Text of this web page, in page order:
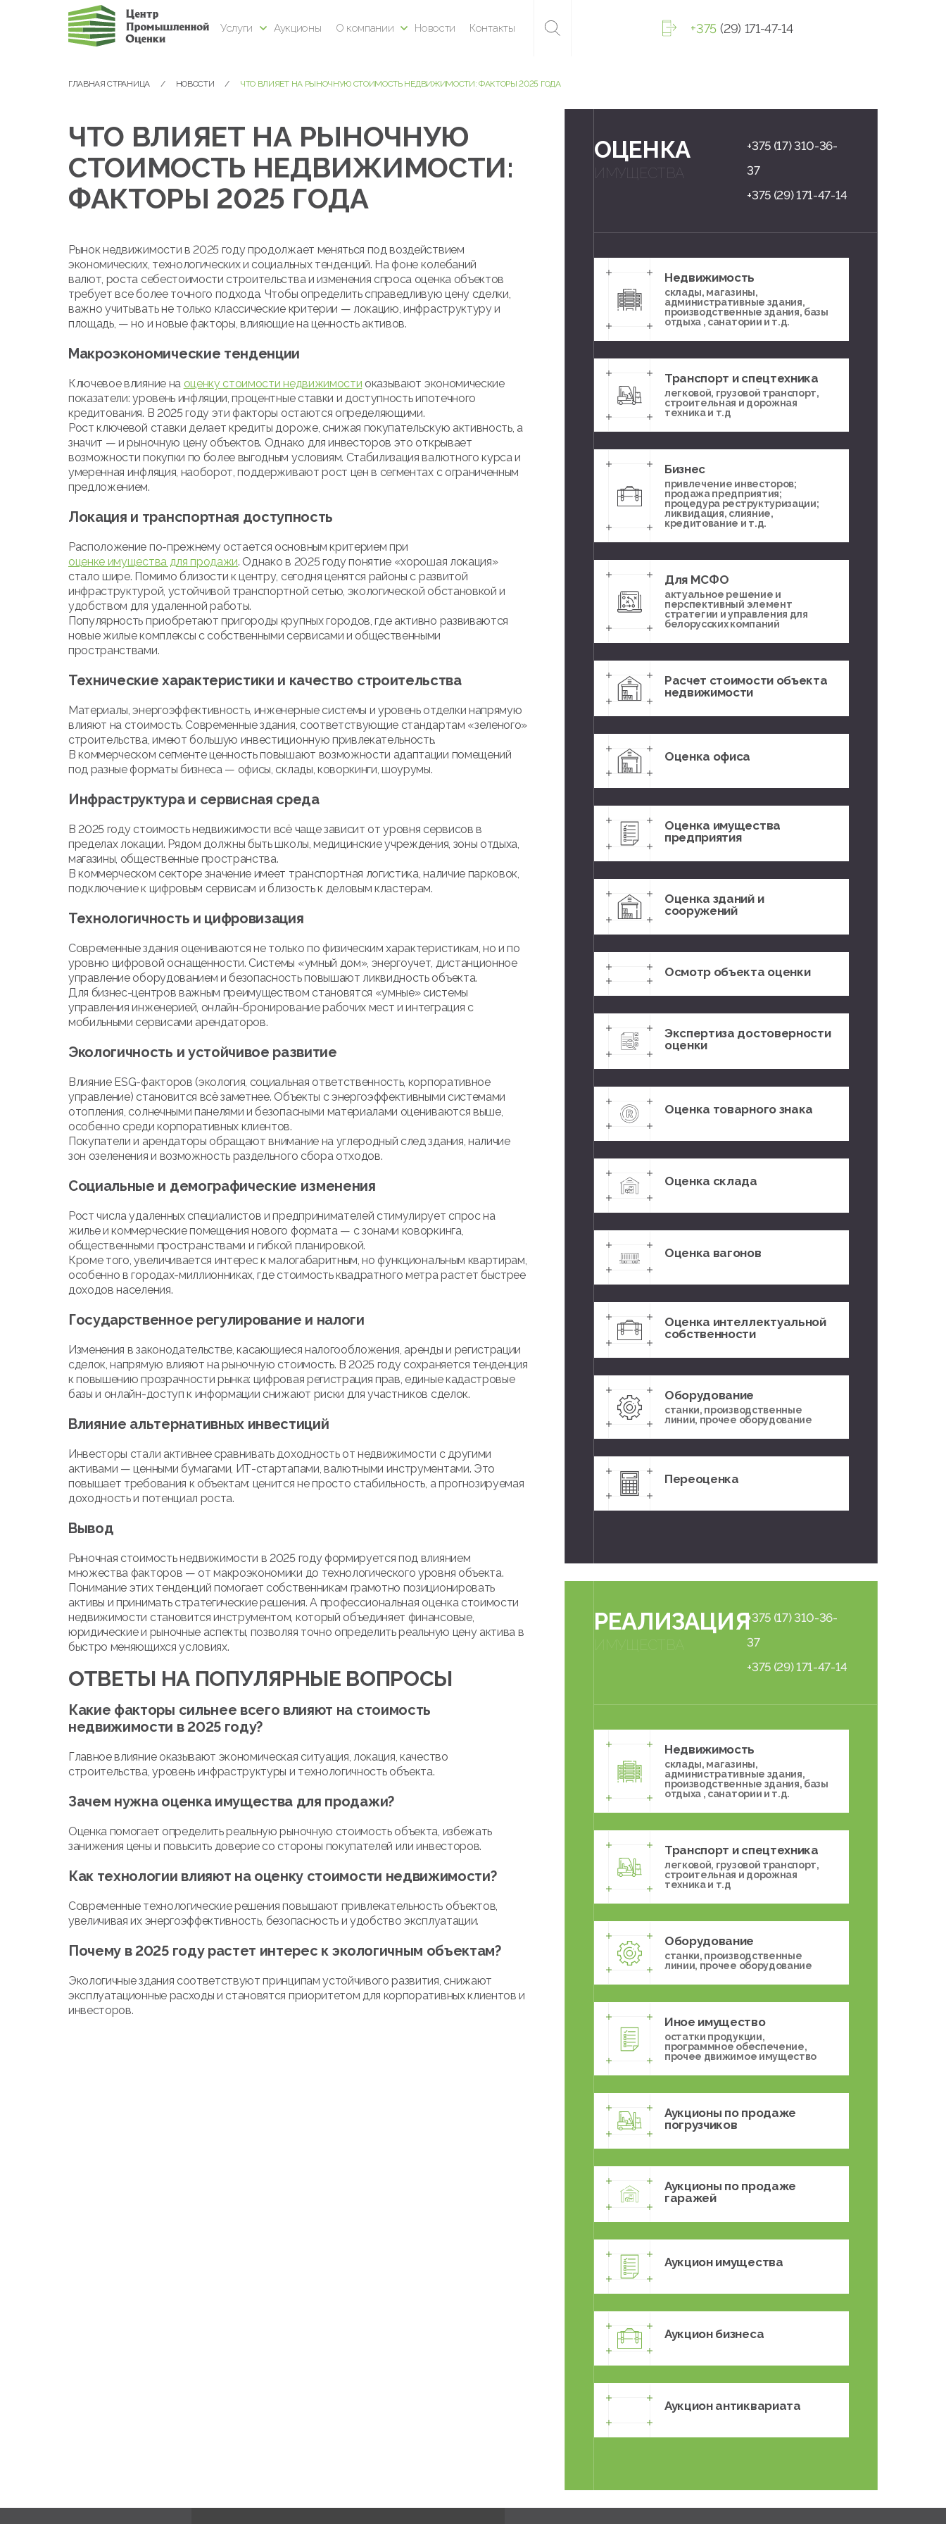
Услуги Аукционы О компании Новости Контакты +375 (29) 171-47-14
ГЛАВНАЯ СТРАНИЦА НОВОСТИ ЧТО ВЛИЯЕТ НА РЫНОЧНУЮ СТОИМОСТЬ НЕДВИЖИМОСТИ: ФАКТОРЫ 2025 ГОДА
ЧТО ВЛИЯЕТ НА РЫНОЧНУЮ
СТОИМОСТЬ НЕДВИЖИМОСТИ:
ФАКТОРЫ 2025 ГОДА
Рынок недвижимости в 2025 году продолжает меняться под воздействием
экономических, технологических и социальных тенденций. На фоне колебаний
валют, роста себестоимости строительства и изменения спроса оценка объектов
требует все более точного подхода. Чтобы определить справедливую цену сделки,
важно учитывать не только классические критерии — локацию, инфраструктуру и
площадь, — но и новые факторы, влияющие на ценность активов.
Макроэкономические тенденции
Ключевое влияние на оценку стоимости недвижимости оказывают экономические
показатели: уровень инфляции, процентные ставки и доступность ипотечного
кредитования. В 2025 году эти факторы остаются определяющими.
Рост ключевой ставки делает кредиты дороже, снижая покупательскую активность, а
значит — и рыночную цену объектов. Однако для инвесторов это открывает
возможности покупки по более выгодным условиям. Стабилизация валютного курса и
умеренная инфляция, наоборот, поддерживают рост цен в сегментах с ограниченным
предложением.
Локация и транспортная доступность
Расположение по-прежнему остается основным критерием при
оценке имущества для продажи. Однако в 2025 году понятие «хорошая локация»
стало шире. Помимо близости к центру, сегодня ценятся районы с развитой
инфраструктурой, устойчивой транспортной сетью, экологической обстановкой и
удобством для удаленной работы.
Популярность приобретают пригороды крупных городов, где активно развиваются
новые жилые комплексы с собственными сервисами и общественными
пространствами.
Технические характеристики и качество строительства
Материалы, энергоэффективность, инженерные системы и уровень отделки напрямую
влияют на стоимость. Современные здания, соответствующие стандартам «зеленого»
строительства, имеют большую инвестиционную привлекательность.
В коммерческом сегменте ценность повышают возможности адаптации помещений
под разные форматы бизнеса — офисы, склады, коворкинги, шоурумы.
Инфраструктура и сервисная среда
В 2025 году стоимость недвижимости всё чаще зависит от уровня сервисов в
пределах локации. Рядом должны быть школы, медицинские учреждения, зоны отдыха,
магазины, общественные пространства.
В коммерческом секторе значение имеет транспортная логистика, наличие парковок,
подключение к цифровым сервисам и близость к деловым кластерам.
Технологичность и цифровизация
Современные здания оцениваются не только по физическим характеристикам, но и по
уровню цифровой оснащенности. Системы «умный дом», энергоучет, дистанционное
управление оборудованием и безопасность повышают ликвидность объекта.
Для бизнес-центров важным преимуществом становятся «умные» системы
управления инженерией, онлайн-бронирование рабочих мест и интеграция с
мобильными сервисами арендаторов.
Экологичность и устойчивое развитие
Влияние ESG-факторов (экология, социальная ответственность, корпоративное
управление) становится всё заметнее. Объекты с энергоэффективными системами
отопления, солнечными панелями и безопасными материалами оцениваются выше,
особенно среди корпоративных клиентов.
Покупатели и арендаторы обращают внимание на углеродный след здания, наличие
зон озеленения и возможность раздельного сбора отходов.
Социальные и демографические изменения
Рост числа удаленных специалистов и предпринимателей стимулирует спрос на
жилье и коммерческие помещения нового формата — с зонами коворкинга,
общественными пространствами и гибкой планировкой.
Кроме того, увеличивается интерес к малогабаритным, но функциональным квартирам,
особенно в городах-миллионниках, где стоимость квадратного метра растет быстрее
доходов населения.
Государственное регулирование и налоги
Изменения в законодательстве, касающиеся налогообложения, аренды и регистрации
сделок, напрямую влияют на рыночную стоимость. В 2025 году сохраняется тенденция
к повышению прозрачности рынка: цифровая регистрация прав, единые кадастровые
базы и онлайн-доступ к информации снижают риски для участников сделок.
Влияние альтернативных инвестиций
Инвесторы стали активнее сравнивать доходность от недвижимости с другими
активами — ценными бумагами, ИТ-стартапами, валютными инструментами. Это
повышает требования к объектам: ценится не просто стабильность, а прогнозируемая
доходность и потенциал роста.
Вывод
Рыночная стоимость недвижимости в 2025 году формируется под влиянием
множества факторов — от макроэкономики до технологического уровня объекта.
Понимание этих тенденций помогает собственникам грамотно позиционировать
активы и принимать стратегические решения. А профессиональная оценка стоимости
недвижимости становится инструментом, который объединяет финансовые,
юридические и рыночные аспекты, позволяя точно определить реальную цену актива в
быстро меняющихся условиях.
ОТВЕТЫ НА ПОПУЛЯРНЫЕ ВОПРОСЫ
Какие факторы сильнее всего влияют на стоимость
недвижимости в 2025 году?
Главное влияние оказывают экономическая ситуация, локация, качество
строительства, уровень инфраструктуры и технологичность объекта.
Зачем нужна оценка имущества для продажи?
Оценка помогает определить реальную рыночную стоимость объекта, избежать
занижения цены и повысить доверие со стороны покупателей или инвесторов.
Как технологии влияют на оценку стоимости недвижимости?
Современные технологические решения повышают привлекательность объектов,
увеличивая их энергоэффективность, безопасность и удобство эксплуатации.
Почему в 2025 году растет интерес к экологичным объектам?
Экологичные здания соответствуют принципам устойчивого развития, снижают
эксплуатационные расходы и становятся приоритетом для корпоративных клиентов и
инвесторов.
ОЦЕНКА
ИМУЩЕСТВА
+375 (17) 310-36-
37
+375 (29) 171-47-14
Недвижимость
склады, магазины,
административные здания,
производственные здания, базы
отдыха , санатории и т.д.
Транспорт и спецтехника
легковой, грузовой транспорт,
строительная и дорожная
техника и т.д
Бизнес
привлечение инвесторов;
продажа предприятия;
процедура реструктуризации;
ликвидация, слияние,
кредитование и т.д.
Для МСФО
актуальное решение и
перспективный элемент
стратегии и управления для
белорусских компаний
Расчет стоимости объекта
недвижимости
Оценка офиса
Оценка имущества
предприятия
Оценка зданий и
сооружений
Осмотр объекта оценки
Экспертиза достоверности
оценки
Оценка товарного знака
Оценка склада
Оценка вагонов
Оценка интеллектуальной
собственности
Оборудование
станки, производственные
линии, прочее оборудование
Переоценка
РЕАЛИЗАЦИЯ
ИМУЩЕСТВА
+375 (17) 310-36-
37
+375 (29) 171-47-14
Недвижимость
склады, магазины,
административные здания,
производственные здания, базы
отдыха , санатории и т.д.
Транспорт и спецтехника
легковой, грузовой транспорт,
строительная и дорожная
техника и т.д
Оборудование
станки, производственные
линии, прочее оборудование
Иное имущество
остатки продукции,
программное обеспечение,
прочее движимое имущество
Аукционы по продаже
погрузчиков
Аукционы по продаже
гаражей
Аукцион имущества
Аукцион бизнеса
Аукцион антиквариата